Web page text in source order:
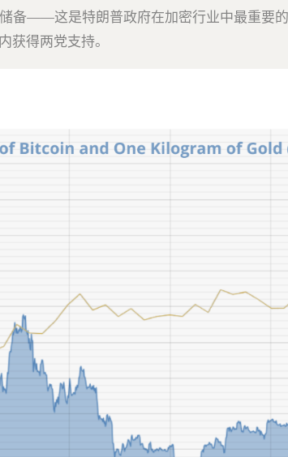
备——这是特朗普政府在加密行业中最重要
获得两党支持。